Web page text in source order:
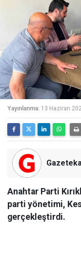
Yayınlanma: 13 Haziran
Anahtar Parti
parti yönetimi,
gerçekleştirdi.